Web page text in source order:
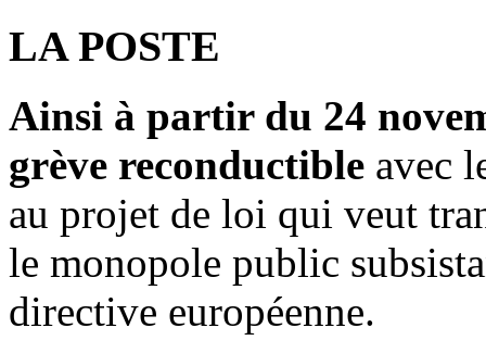
LA POSTE
Ainsi à partir du 24
grève reconductible avec
au projet de loi qui veut
le monopole public
directive européenne.